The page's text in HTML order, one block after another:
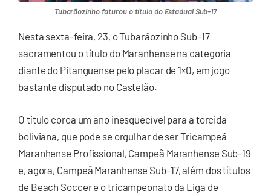
Tubarãozinho faturou o título do Estadual Sub-17
Nesta sexta-feira, 23, o Tubarãozinho Sub-17
sacramentou o título do Maranhense na categoria
diante do Pitanguense pelo placar de 1×0, em jogo
bastante disputado no Castelão.
O título coroa um ano inesquecível para a torcida
boliviana, que pode se orgulhar de ser Tricampeã
Maranhense Profissional, Campeã Maranhense Sub-19
e, agora, Campeã Maranhense Sub-17, além dos títulos
de Beach Soccer e o tricampeonato da Liga de